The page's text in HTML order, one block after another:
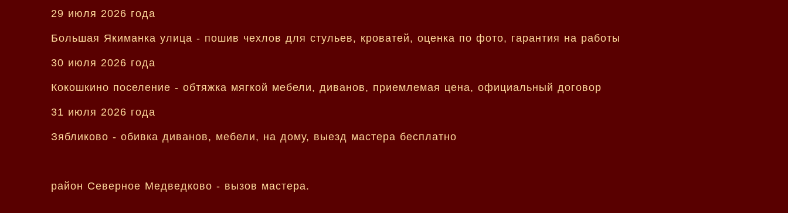
29 июля 2026 года
Большая Якиманка улица - пошив чехлов для стульев, кроватей, оценка по фото, гарантия на работы
30 июля 2026 года
Кокошкино поселение - обтяжка мягкой мебели, диванов, приемлемая цена, официальный договор
31 июля 2026 года
Зябликово - обивка диванов, мебели, на дому, выезд мастера бесплатно
район Северное Медведково - вызов мастера.